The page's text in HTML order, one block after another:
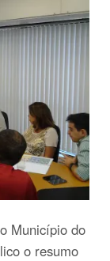
Município do
o resumo